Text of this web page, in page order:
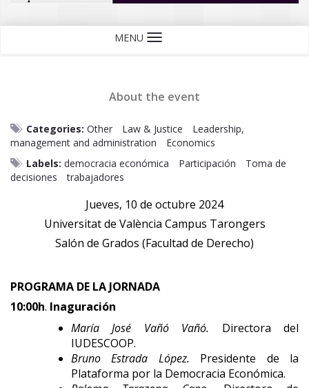
MENU Language
About the event
Categories: Other Law & Justice
Leadership,
management and administration
Economics
Labels: democracia económica Participación
Toma de
decisiones
trabajadores
Jueves, 10 de octubre 2024
Universitat de València Campus Tarongers
Salón de Grados (Facultad de Derecho)
PROGRAMA DE LA JORNADA
10:00h. Inaguración
María José Vañó Vañó. Directora del
IUDESCOOP.
Bruno Estrada López. Presidente de la
Plataforma por la Democracia Económica.